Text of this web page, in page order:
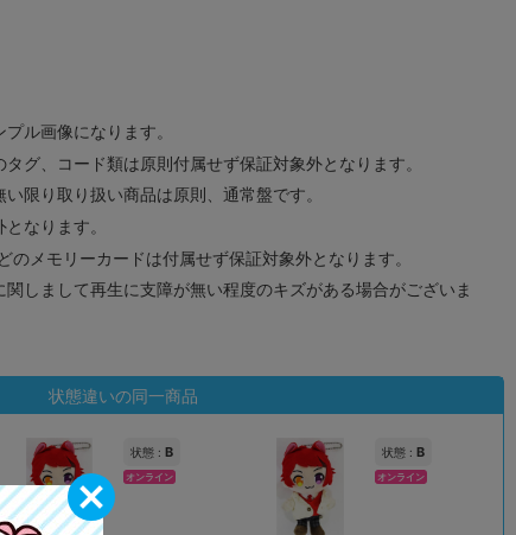
ル画像になります。
グ、コード類は原則付属せず保証対象外となります。
限り取り扱い商品は原則、通常盤です。
なります。
のメモリーカードは付属せず保証対象外となります。
しまして再生に支障が無い程度のキズがある場合がございま
状態違いの同一商品
状態 : B
オンライン
状態 : B
オンライン